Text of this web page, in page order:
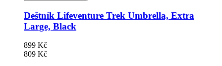
Deštník Lifeventure Trek Umbrella, Extra
Large, Black
899 Kč
809 Kč